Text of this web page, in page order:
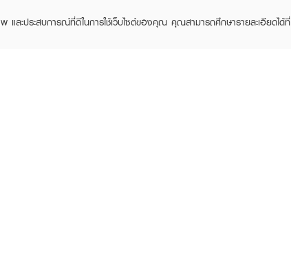
และประสบการณ์ที่ดีในการใช้เว็บไซต์ของคุณ คุณสามารถศึกษารายละเอียดได้ที่